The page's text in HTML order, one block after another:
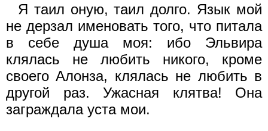
Я таил оную, таил долго. Язык мой
не дерзал именовать того, что питала
в себе душа моя: ибо Эльвира
клялась не любить никого, кроме
своего Алонза, клялась не любить в
другой раз. Ужасная клятва! Она
заграждала уста мои.